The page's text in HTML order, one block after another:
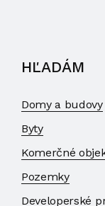
HĽADÁM
Domy a budovy
Byty
Komerčné
Pozemky
Developerské